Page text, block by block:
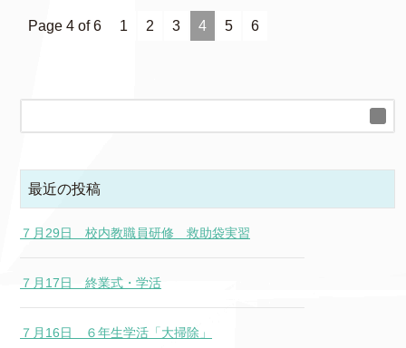
Page 4 of 6 1 2 3 4 5 6
最近の投稿
７月29日 校内教職員研修 救助袋実習
７月17日 終業式・学活
７月16日 ６年生学活「大掃除」